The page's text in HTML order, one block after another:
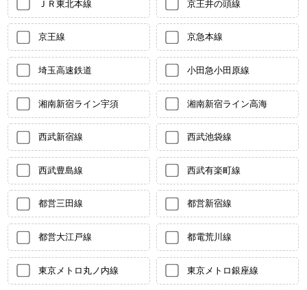
ＪＲ東北本線 京王井の頭線
京王線 京急本線
埼玉高速鉄道 小田急小田原線
湘南新宿ライン宇須 湘南新宿ライン高海
西武新宿線 西武池袋線
西武豊島線 西武有楽町線
都営三田線 都営新宿線
都営大江戸線 都電荒川線
東京メトロ丸ノ内線 東京メトロ銀座線